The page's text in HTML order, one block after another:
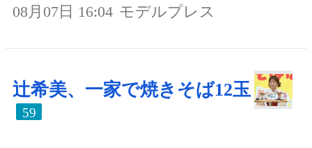
08月07日 16:04 モデルプレス
辻希美、一家で焼きそば12玉
59